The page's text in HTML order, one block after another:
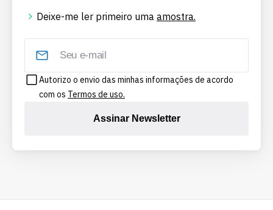
Deixe-me ler primeiro uma amostra.
Autorizo o envio das minhas informações de acordo
com os Termos de uso.
Assinar Newsletter